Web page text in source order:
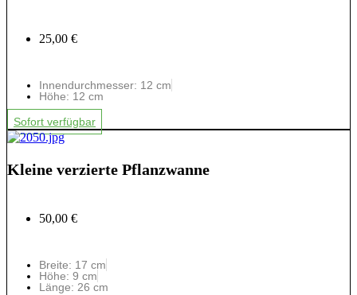
25,00 €
Innendurchmesser: 12 cm
Höhe: 12 cm
Sofort verfügbar
Kleine verzierte Pflanzwanne
50,00 €
Breite: 17 cm
Höhe: 9 cm
Länge: 26 cm